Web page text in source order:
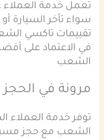
تعمل خدمة
سواء تأخر السيارة
تقييمات تاكسي
في الاعتماد على
الشعب
مرونة في الحجز
توفر خدمة العملاء
الشعب مع حجز